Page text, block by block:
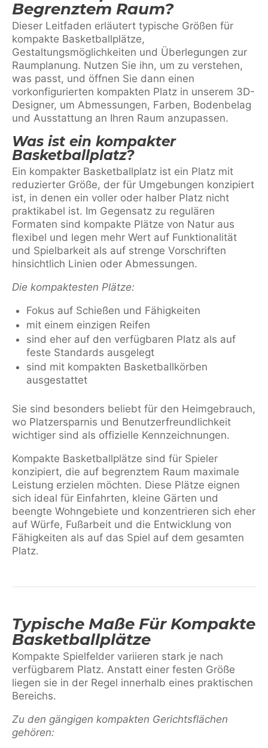
Begrenztem Raum?
Dieser Leitfaden erläutert typische Größen für
kompakte Basketballplätze,
Gestaltungsmöglichkeiten und Überlegungen zur
Raumplanung. Nutzen Sie ihn, um zu verstehen,
was passt, und öffnen Sie dann einen
vorkonfigurierten kompakten Platz in unserem 3D-
Designer, um Abmessungen, Farben, Bodenbelag
und Ausstattung an Ihren Raum anzupassen.
Was ist ein kompakter
Basketballplatz?
Ein kompakter Basketballplatz ist ein Platz mit
reduzierter Größe, der für Umgebungen konzipiert
ist, in denen ein voller oder halber Platz nicht
praktikabel ist. Im Gegensatz zu regulären
Formaten sind kompakte Plätze von Natur aus
flexibel und legen mehr Wert auf Funktionalität
und Spielbarkeit als auf strenge Vorschriften
hinsichtlich Linien oder Abmessungen.
Die kompaktesten Plätze:
Fokus auf Schießen und Fähigkeiten
mit einem einzigen Reifen
sind eher auf den verfügbaren Platz als auf
feste Standards ausgelegt
sind mit kompakten Basketballkörben
ausgestattet
Sie sind besonders beliebt für den Heimgebrauch,
wo Platzersparnis und Benutzerfreundlichkeit
wichtiger sind als offizielle Kennzeichnungen.
Kompakte Basketballplätze sind für Spieler
konzipiert, die auf begrenztem Raum maximale
Leistung erzielen möchten. Diese Plätze eignen
sich ideal für Einfahrten, kleine Gärten und
beengte Wohngebiete und konzentrieren sich eher
auf Würfe, Fußarbeit und die Entwicklung von
Fähigkeiten als auf das Spiel auf dem gesamten
Platz.
Typische Maße Für Kompakte
Basketballplätze
Kompakte Spielfelder variieren stark je nach
verfügbarem Platz. Anstatt einer festen Größe
liegen sie in der Regel innerhalb eines praktischen
Bereichs.
Zu den gängigen kompakten Gerichtsflächen
gehören: